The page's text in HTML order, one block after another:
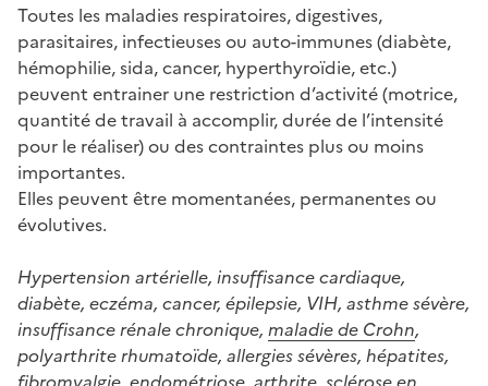
Toutes les maladies respiratoires, digestives,
parasitaires, infectieuses ou auto-immunes (diabète,
hémophilie, sida, cancer, hyperthyroïdie, etc.)
peuvent entrainer une restriction d’activité (motrice,
quantité de travail à accomplir, durée de l’intensité
pour le réaliser) ou des contraintes plus ou moins
importantes.
Elles peuvent être momentanées, permanentes ou
évolutives.
Hypertension artérielle, insuffisance cardiaque,
diabète, eczéma, cancer, épilepsie, VIH, asthme sévère,
insuffisance rénale chronique, maladie de Crohn,
polyarthrite rhumatoïde, allergies sévères, hépatites,